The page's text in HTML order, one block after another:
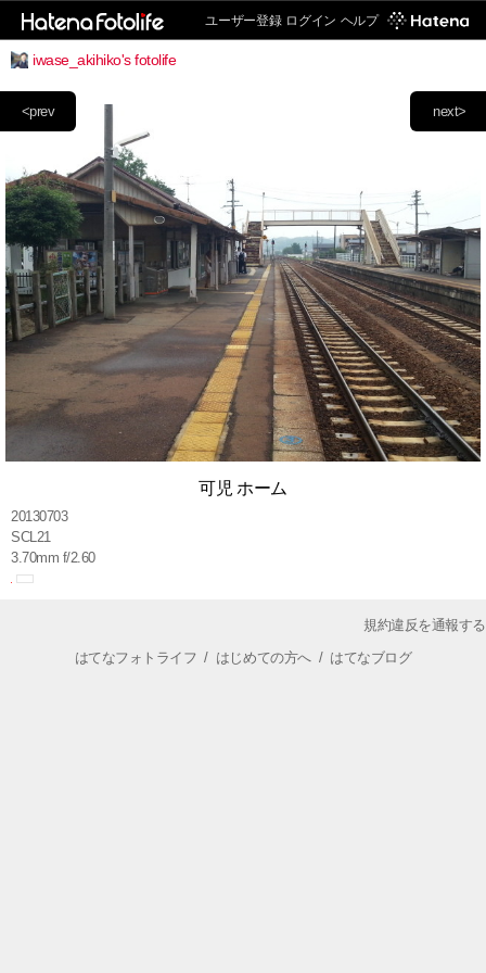
ユーザー登録 ログイン ヘルプ
iwase_akihiko's fotolife
next>
<prev
可児 ホーム
20130703
SCL21
3.70mm f/2.60
規約違反を通報する
はてなフォトライフ / はじめての方へ/ はてなブログ